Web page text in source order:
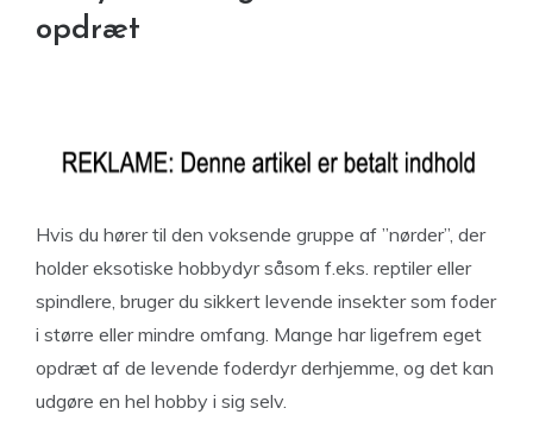
opdræt
Hvis du hører til den voksende gruppe af ”nørder”, der
holder eksotiske hobbydyr såsom f.eks. reptiler eller
spindlere, bruger du sikkert levende insekter som foder
i større eller mindre omfang. Mange har ligefrem eget
opdræt af de levende foderdyr derhjemme, og det kan
udgøre en hel hobby i sig selv.